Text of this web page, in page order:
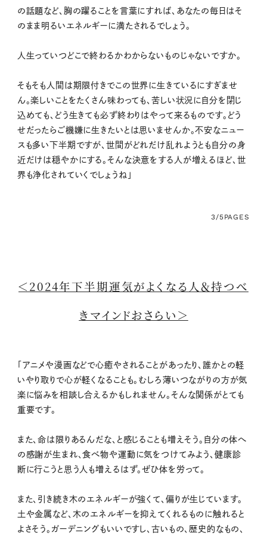
の話題など、胸の躍ることを言葉にすれば、あなたの毎日はそ
のまま明るいエネルギーに満たされるでしょう。
人生っていつどこで終わるかわからないものじゃないですか。
そもそも人間は期限付きでこの世界に生きているにすぎませ
ん。楽しいことをたくさん味わっても、苦しい状況に自分を閉じ
込めても、どう生きても必ず終わりはやって来るものです。どう
せだったらご機嫌に生きたいとは思いませんか。不安なニュー
スも多い下半期ですが、世間がどれだけ乱れようとも自分の身
近だけは穏やかにする。そんな決意をする人が増えるほど、世
界も浄化されていくでしょうね」
3/5PAGES
＜2024年下半期運気がよくなる人＆持つべ
きマインドおさらい＞
「アニメや漫画などで心癒やされることがあったり、誰かとの軽
いやり取りで心が軽くなることも。むしろ薄いつながりの方が気
楽に悩みを相談し合えるかもしれません。そんな関係がとても
重要です。
また、命は限りあるんだな、と感じることも増えそう。自分の体へ
の感謝が生まれ、食べ物や運動に気をつけてみよう、健康診
断に行こうと思う人も増えるはず。ぜひ体を労って。
また、引き続き木のエネルギーが強くて、偏りが生じています。
土や金属など、木のエネルギーを抑えてくれるものに触れると
よさそう。ガーデニングもいいですし、古いもの、歴史的なもの、